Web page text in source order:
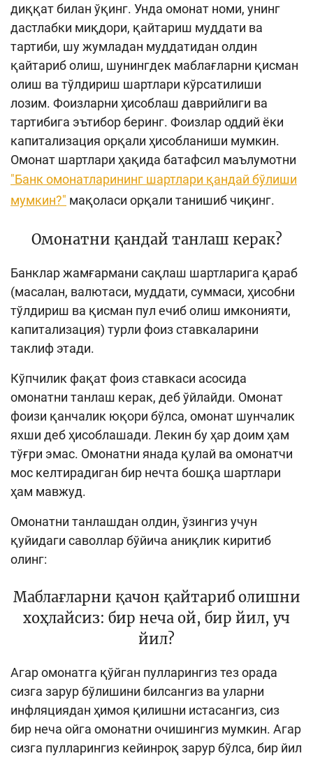
диққат билан ўқинг. Унда омонат номи, унинг
дастлабки миқдори, қайтариш муддати ва
тартиби, шу жумладан муддатидан олдин
қайтариб олиш, шунингдек маблағларни қисман
олиш ва тўлдириш шартлари кўрсатилиши
лозим. Фоизларни ҳисоблаш даврийлиги ва
тартибига эътибор беринг. Фоизлар оддий ёки
капитализация орқали ҳисобланиши мумкин.
Омонат шартлари ҳақида батафсил маълумотни
"Банк омонатларининг шартлари қандай бўлиши
мумкин?" мақоласи орқали танишиб чиқинг.
Омонатни қандай танлаш керак?
Банклар жамғармани сақлаш шартларига қараб
(масалан, валютаси, муддати, суммаси, ҳисобни
тўлдириш ва қисман пул ечиб олиш имконияти,
капитализация) турли фоиз ставкаларини
таклиф этади.
Кўпчилик фақат фоиз ставкаси асосида
омонатни танлаш керак, деб ўйлайди. Омонат
фоизи қанчалик юқори бўлса, омонат шунчалик
яхши деб ҳисоблашади. Лекин бу ҳар доим ҳам
тўғри эмас. Омонатни янада қулай ва омонатчи
мос келтирадиган бир нечта бошқа шартлари
ҳам мавжуд.
Омонатни танлашдан олдин, ўзингиз учун
қуйидаги саволлар бўйича аниқлик киритиб
олинг:
Маблағларни қачон қайтариб олишни
хоҳлайсиз: бир неча ой, бир йил, уч
йил?
Агар омонатга қўйган пулларингиз тез орада
сизга зарур бўлишини билсангиз ва уларни
инфляциядан ҳимоя қилишни истасангиз, сиз
бир неча ойга омонатни очишингиз мумкин. Агар
сизга пулларингиз кейинроқ зарур бўлса, бир йил